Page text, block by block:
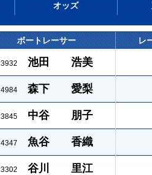
オッズ
ボートレーサー レ
3932 池田 浩美
4984 森下 愛梨
3845 中谷 朋子
4347 魚谷 香織
3302 谷川 里江